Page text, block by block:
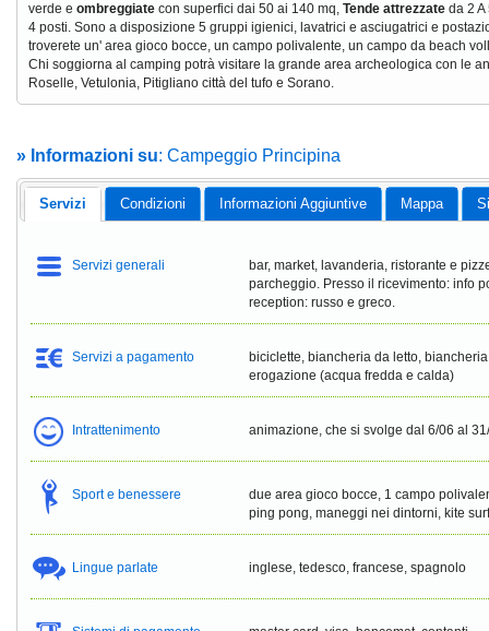
verde e ombreggiate con superfici dai 50 ai 140 mq, Tende attrezzate da 2
4 posti. Sono a disposizione 5 gruppi igienici, lavatrici e asciugatrici e
troverete un' area gioco bocce, un campo polivalente, un campo da beach
Chi soggiorna al camping potrà visitare la grande area archeologica con le
Roselle, Vetulonia, Pitigliano città del tufo e Sorano.
» Informazioni su: Campeggio Principina
Servizi Condizioni Informazioni Aggiuntive Mappa
Servizi generali
bar, market, lavanderia, ristorante e
parcheggio. Presso il ricevimento: info
reception: russo e greco.
Servizi a pagamento
biciclette, biancheria da letto,
erogazione (acqua fredda e calda)
Intrattenimento animazione, che si svolge dal 6/06 al
Sport e benessere
due area gioco bocce, 1 campo
ping pong, maneggi nei dintorni, kite
Lingue parlate inglese, tedesco, francese, spagnolo